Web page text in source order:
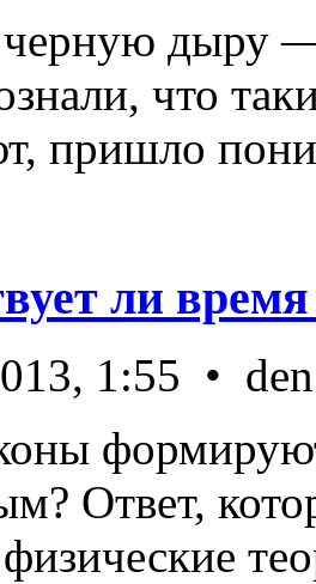
черную дыру
что
пришло
ли
1:55 • den
Ответ,